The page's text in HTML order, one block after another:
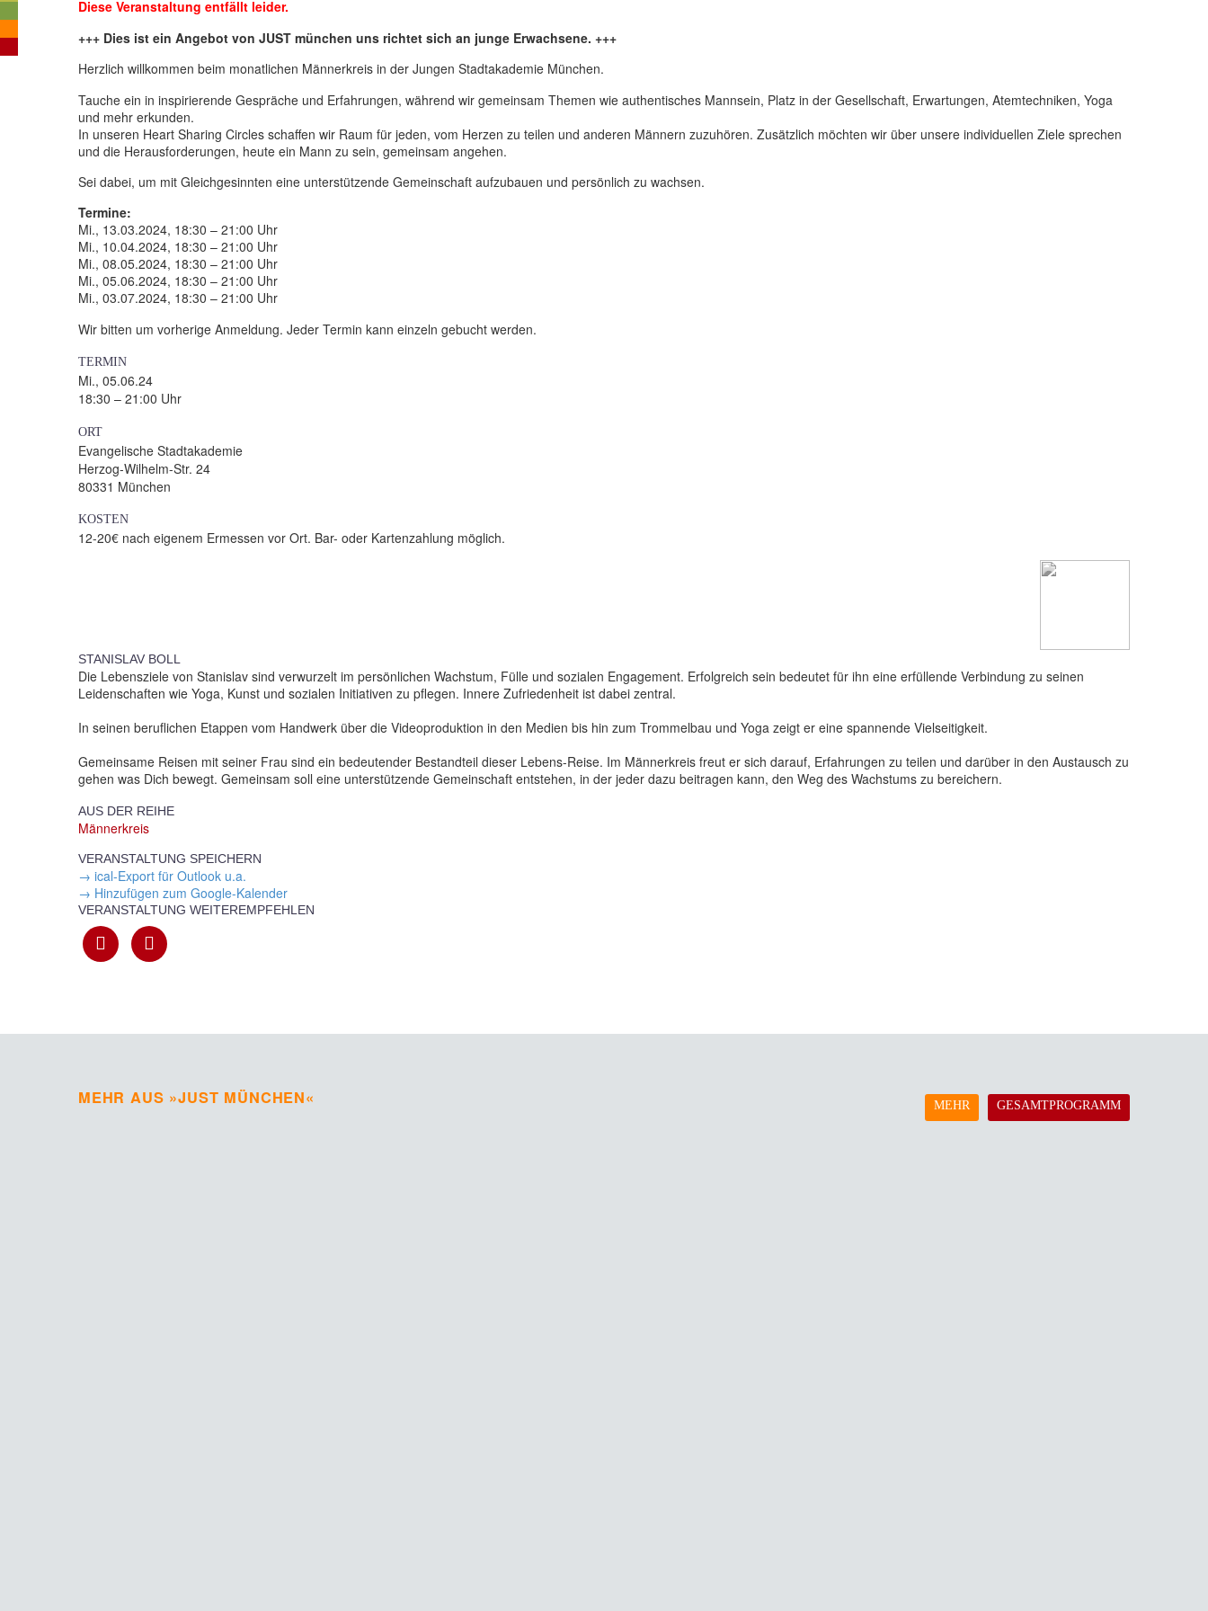
Diese Veranstaltung entfällt leider.
+++ Dies ist ein Angebot von JUST münchen uns richtet sich an junge Erwachsene. +++
Herzlich willkommen beim monatlichen Männerkreis in der Jungen Stadtakademie München.
Tauche ein in inspirierende Gespräche und Erfahrungen, während wir gemeinsam Themen wie authentisches Mannsein, Platz in der Gesellschaft, Erwartungen, Atemtechniken, Yoga
und mehr erkunden.
In unseren Heart Sharing Circles schaffen wir Raum für jeden, vom Herzen zu teilen und anderen Männern zuzuhören. Zusätzlich möchten wir über unsere individuellen Ziele sprechen
und die Herausforderungen, heute ein Mann zu sein, gemeinsam angehen.
Sei dabei, um mit Gleichgesinnten eine unterstützende Gemeinschaft aufzubauen und persönlich zu wachsen.
Termine:
Mi., 13.03.2024, 18:30 – 21:00 Uhr
Mi., 10.04.2024, 18:30 – 21:00 Uhr
Mi., 08.05.2024, 18:30 – 21:00 Uhr
Mi., 05.06.2024, 18:30 – 21:00 Uhr
Mi., 03.07.2024, 18:30 – 21:00 Uhr
Wir bitten um vorherige Anmeldung. Jeder Termin kann einzeln gebucht werden.
TERMIN
Mi., 05.06.24
18:30 – 21:00 Uhr
ORT
Evangelische Stadtakademie
Herzog-Wilhelm-Str. 24
80331 München
KOSTEN
12-20€ nach eigenem Ermessen vor Ort. Bar- oder Kartenzahlung möglich.
STANISLAV BOLL
Die Lebensziele von Stanislav sind verwurzelt im persönlichen Wachstum, Fülle und sozialen Engagement. Erfolgreich sein bedeutet für ihn eine erfüllende Verbindung zu seinen
Leidenschaften wie Yoga, Kunst und sozialen Initiativen zu pflegen. Innere Zufriedenheit ist dabei zentral.
In seinen beruflichen Etappen vom Handwerk über die Videoproduktion in den Medien bis hin zum Trommelbau und Yoga zeigt er eine spannende Vielseitigkeit.
Gemeinsame Reisen mit seiner Frau sind ein bedeutender Bestandteil dieser Lebens-Reise. Im Männerkreis freut er sich darauf, Erfahrungen zu teilen und darüber in den Austausch zu
gehen was Dich bewegt. Gemeinsam soll eine unterstützende Gemeinschaft entstehen, in der jeder dazu beitragen kann, den Weg des Wachstums zu bereichern.
AUS DER REIHE
Männerkreis
VERANSTALTUNG SPEICHERN
→ ical-Export für Outlook u.a.
→ Hinzufügen zum Google-Kalender
VERANSTALTUNG WEITEREMPFEHLEN
GESAMTPROGRAMM
MEHR
MEHR AUS »JUST MÜNCHEN«